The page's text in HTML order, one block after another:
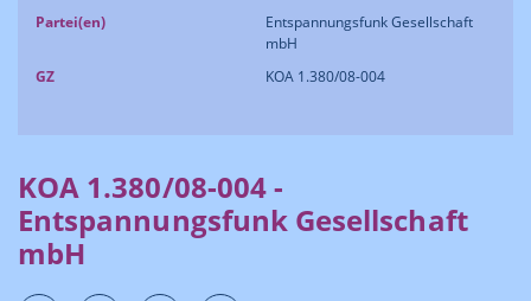
Partei(en)
Entspannungsfunk Gesellschaft
mbH
GZ
KOA 1.380/08-004
KOA 1.380/08-004 -
Entspannungsfunk Gesellschaft
mbH